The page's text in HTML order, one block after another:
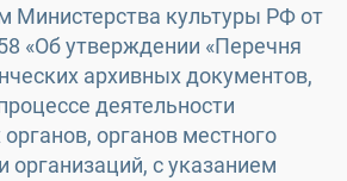
Министерства культуры РФ от
«Об утверждении «Перечня
архивных документов,
деятельности
органов местного
организаций, с указанием